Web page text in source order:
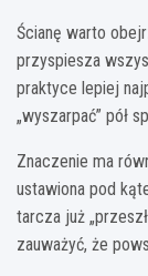
Ścianę warto
przyspiesza
praktyce lepiej
„wyszarpać” pół
Znaczenie ma
ustawiona pod
tarcza już
zauważyć, że